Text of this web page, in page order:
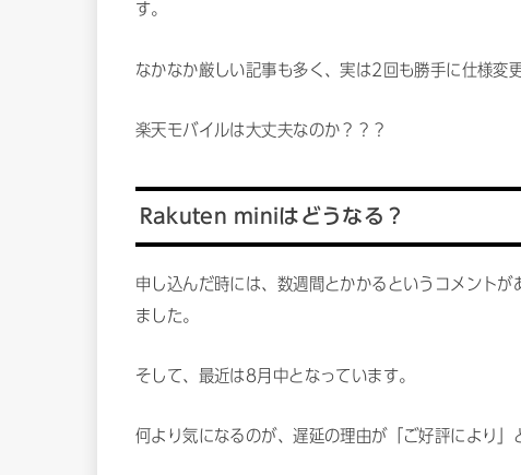
す。
なかなか厳しい記事も多く、実は2回も勝手に仕様変
楽天モバイルは大丈夫なのか？？？
Rakuten miniはどうなる？
申し込んだ時には、数週間とかかるというコメント
ました。
そして、最近は8月中となっています。
何より気になるのが、遅延の理由が「ご好評により」